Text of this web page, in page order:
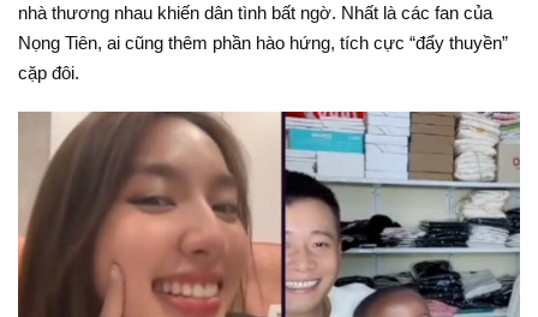
nhà thương nhau khiến dân tình bất ngờ. Nhất là các fan của
Nọng Tiên, ai cũng thêm phần hào hứng, tích cực “đẩy thuyền”
cặp đôi.